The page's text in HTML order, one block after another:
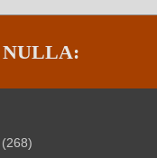
NULLA:
(268)